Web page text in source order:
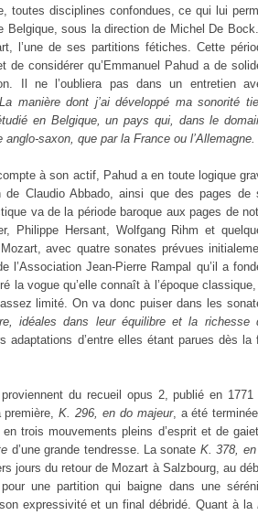
toutes disciplines confondues, ce qui lui
Belgique, sous la direction de Michel De Bock.
l’une de ses partitions fétiches. Cette
de considérer qu’Emmanuel Pahud a de
Il ne l’oubliera pas dans un entretien
La manière dont j’ai développé ma sonorité
en Belgique, un pays qui, dans le
saxon, que par la France ou l’Allemagne.
à son actif, Pahud a en toute logique
Claudio Abbado, ainsi que des pages de
va de la période baroque aux pages de
Philippe Hersant, Wolfgang Rihm et
avec quatre sonates prévues
l’Association Jean-Pierre Rampal qu’il a
la vogue qu’elle connaît à l’époque
limité. On va donc puiser dans les
idéales dans leur équilibre et la richesse
adaptations d’entre elles étant parues dès la
du recueil opus 2, publié en 1771
K. 296, en do majeur, a été
trois mouvements pleins d’esprit et de
d’une grande tendresse. La sonate K. 378,
jours du retour de Mozart à Salzbourg, au
une partition qui baigne dans une
expressivité et un final débridé. Quant à la